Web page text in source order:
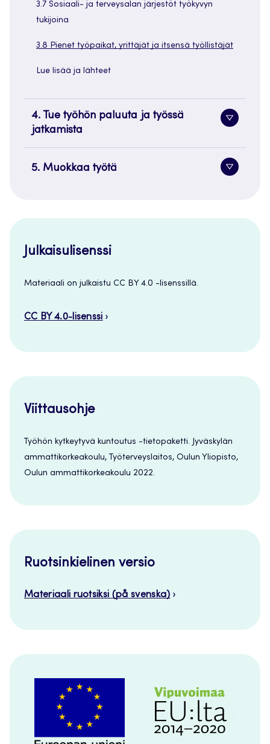
3.7 Sosiaali- ja terveysalan järjestöt työkyvyn
tukijoina
3.8 Pienet työpaikat, yrittäjät ja itsensä työllistäjät
Lue lisää ja lähteet
4. Tue työhön paluuta ja työssä
jatkamista
5. Muokkaa työtä
Julkaisulisenssi
Materiaali on julkaistu CC BY 4.0 -lisenssillä.
CC BY 4.0-lisenssi
Viittausohje
Työhön kytkeytyvä kuntoutus -tietopaketti. Jyväskylän
ammattikorkeakoulu, Työterveyslaitos, Oulun Yliopisto,
Oulun ammattikorkeakoulu 2022.
Ruotsinkielinen versio
Materiaali ruotsiksi (på svenska)